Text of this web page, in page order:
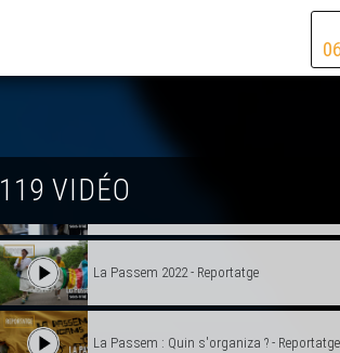
06
119 VIDÉO
Los costumèrs deu Carnaval Biarnés -
Cants au Museum de Tolosa - Reportatge
La Passem 2022 - Reportatge
La Passem : Quin s'organiza ? - Reportatge